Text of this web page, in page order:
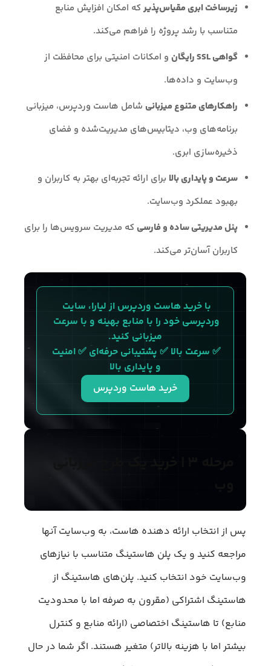
زیرساخت ابری مقیاس‌پذیر که امکان افزایش منابع
متناسب با رشد پروژه را فراهم می‌کند.
گواهی SSL رایگان
و امکانات امنیتی برای محافظت از
وب‌سایت و داده‌ها.
راهکارهای متنوع میزبانی شامل هاست وردپرس، میزبانی
برنامه‌های وب، دیتابیس‌های مدیریت‌شده و فضای
ذخیره‌سازی ابری.
سرعت و پایداری بالا برای ارائه تجربه‌ای بهتر به کاربران و
بهبود عملکرد وب‌سایت.
پنل مدیریتی ساده و فارسی که مدیریت سرویس‌ها را برای
کاربران آسان‌تر می‌کند.
با خرید هاست وردپرس از لیارا، سایت
وردپرسی خود را با منابع بهینه و با سرعت
میزبانی کنید.
✅ سرعت بالا ✅ پشتیبانی حرفه‌ای ✅ امنیت
و پایداری بالا
خرید هاست وردپرس
پس از انتخاب ارائه دهنده هاست، به وب‌سایت آنها
مراجعه کنید و یک پلن هاستینگ متناسب با نیازهای
وب‌سایت خود انتخاب کنید. پلن‌های هاستینگ از
هاستینگ اشتراکی (مقرون به صرفه اما با محدودیت
منابع) تا هاستینگ اختصاصی (ارائه منابع و کنترل
بیشتر اما با هزینه بالاتر) متغیر هستند. اگر شما در حال